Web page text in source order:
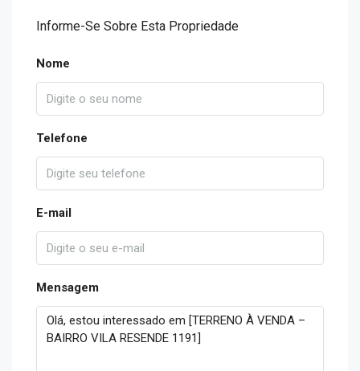
Informe-Se Sobre Esta Propriedade
Nome
Telefone
E-mail
Mensagem